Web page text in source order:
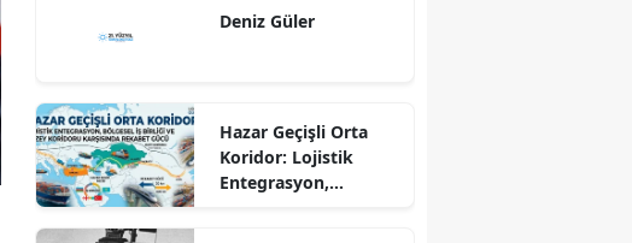
Sürdürülebilir
Deniz Güler
Hazar Geçişli Orta
Koridor: Lojistik
Entegrasyon,